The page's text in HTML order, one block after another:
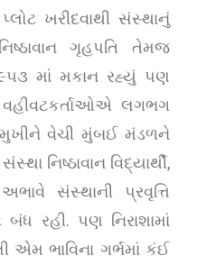
ખરીદવાથી સંસ્થાનું
ગૃહપતિ તેમજ
માં મકાન રહ્યું પણ
વહીવટકર્તાઓએ લગભગ
વેચી મુંબઈ મંડળને
નિષ્ઠાવાન વિદ્યાર્થી,
સંસ્થાની પ્રવૃત્તિ
રહી. પણ નિરાશામાં
ભાવિના ગર્ભમાં કંઈ